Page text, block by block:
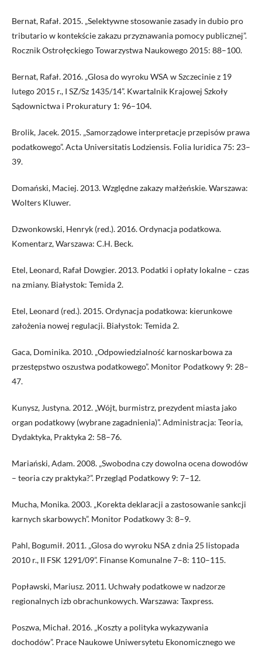
Bernat, Rafał. 2015. „Selektywne stosowanie zasady in dubio pro
tributario w kontekście zakazu przyznawania pomocy publicznej”.
Rocznik Ostrołęckiego Towarzystwa Naukowego 2015: 88–100.
Bernat, Rafał. 2016. „Glosa do wyroku WSA w Szczecinie z 19
lutego 2015 r., I SZ/Sz 1435/14”. Kwartalnik Krajowej Szkoły
Sądownictwa i Prokuratury 1: 96–104.
Brolik, Jacek. 2015. „Samorządowe interpretacje przepisów prawa
podatkowego”. Acta Universitatis Lodziensis. Folia Iuridica 75: 23–
39.
Domański, Maciej. 2013. Względne zakazy małżeńskie. Warszawa:
Wolters Kluwer.
Dzwonkowski, Henryk (red.). 2016. Ordynacja podatkowa.
Komentarz, Warszawa: C.H. Beck.
Etel, Leonard, Rafał Dowgier. 2013. Podatki i opłaty lokalne – czas
na zmiany. Białystok: Temida 2.
Etel, Leonard (red.). 2015. Ordynacja podatkowa: kierunkowe
założenia nowej regulacji. Białystok: Temida 2.
Gaca, Dominika. 2010. „Odpowiedzialność karnoskarbowa za
przestępstwo oszustwa podatkowego”. Monitor Podatkowy 9: 28–
47.
Kunysz, Justyna. 2012. „Wójt, burmistrz, prezydent miasta jako
organ podatkowy (wybrane zagadnienia)”. Administracja: Teoria,
Dydaktyka, Praktyka 2: 58–76.
Mariański, Adam. 2008. „Swobodna czy dowolna ocena dowodów
– teoria czy praktyka?”. Przegląd Podatkowy 9: 7–12.
Mucha, Monika. 2003. „Korekta deklaracji a zastosowanie sankcji
karnych skarbowych”. Monitor Podatkowy 3: 8–9.
Pahl, Bogumił. 2011. „Glosa do wyroku NSA z dnia 25 listopada
2010 r., II FSK 1291/09”. Finanse Komunalne 7–8: 110–115.
Popławski, Mariusz. 2011. Uchwały podatkowe w nadzorze
regionalnych izb obrachunkowych. Warszawa: Taxpress.
Poszwa, Michał. 2016. „Koszty a polityka wykazywania
dochodów”. Prace Naukowe Uniwersytetu Ekonomicznego we